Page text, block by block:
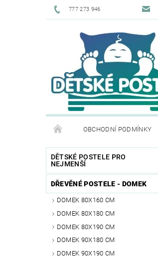
777 273 946
OBCHODNÍ PODMÍNKY
DĚTSKÉ POSTELE PRO
NEJMENŠÍ
DŘEVĚNÉ POSTELE - DOMEK
DOMEK 80X160 CM
DOMEK 80X180 CM
DOMEK 80X190 CM
DOMEK 90X180 CM
DOMEK 90X190 CM